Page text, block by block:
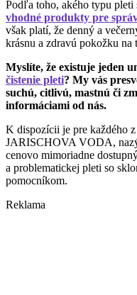
Podľa toho, akého typu
vhodné produkty pre
však platí, že denný a
krásnu a zdravú pokožku na
Myslíte, že existuje jeden
čistenie pleti? My vás
suchú, citlivú, mastnú či
informáciami od nás.
K dispozícii je pre každého
JARISCHOVA VODA,
cenovo mimoriadne
a problematickej pleti so
pomocníkom.
Reklama